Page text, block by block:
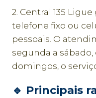
2. Central 135
telefone fixo ou
pessoais. O
segunda a sábado,
domingos, o
🔹 Principais